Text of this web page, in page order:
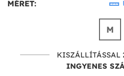
MÉRET:
M
KISZÁLLÍTÁSSAL
INGYENES